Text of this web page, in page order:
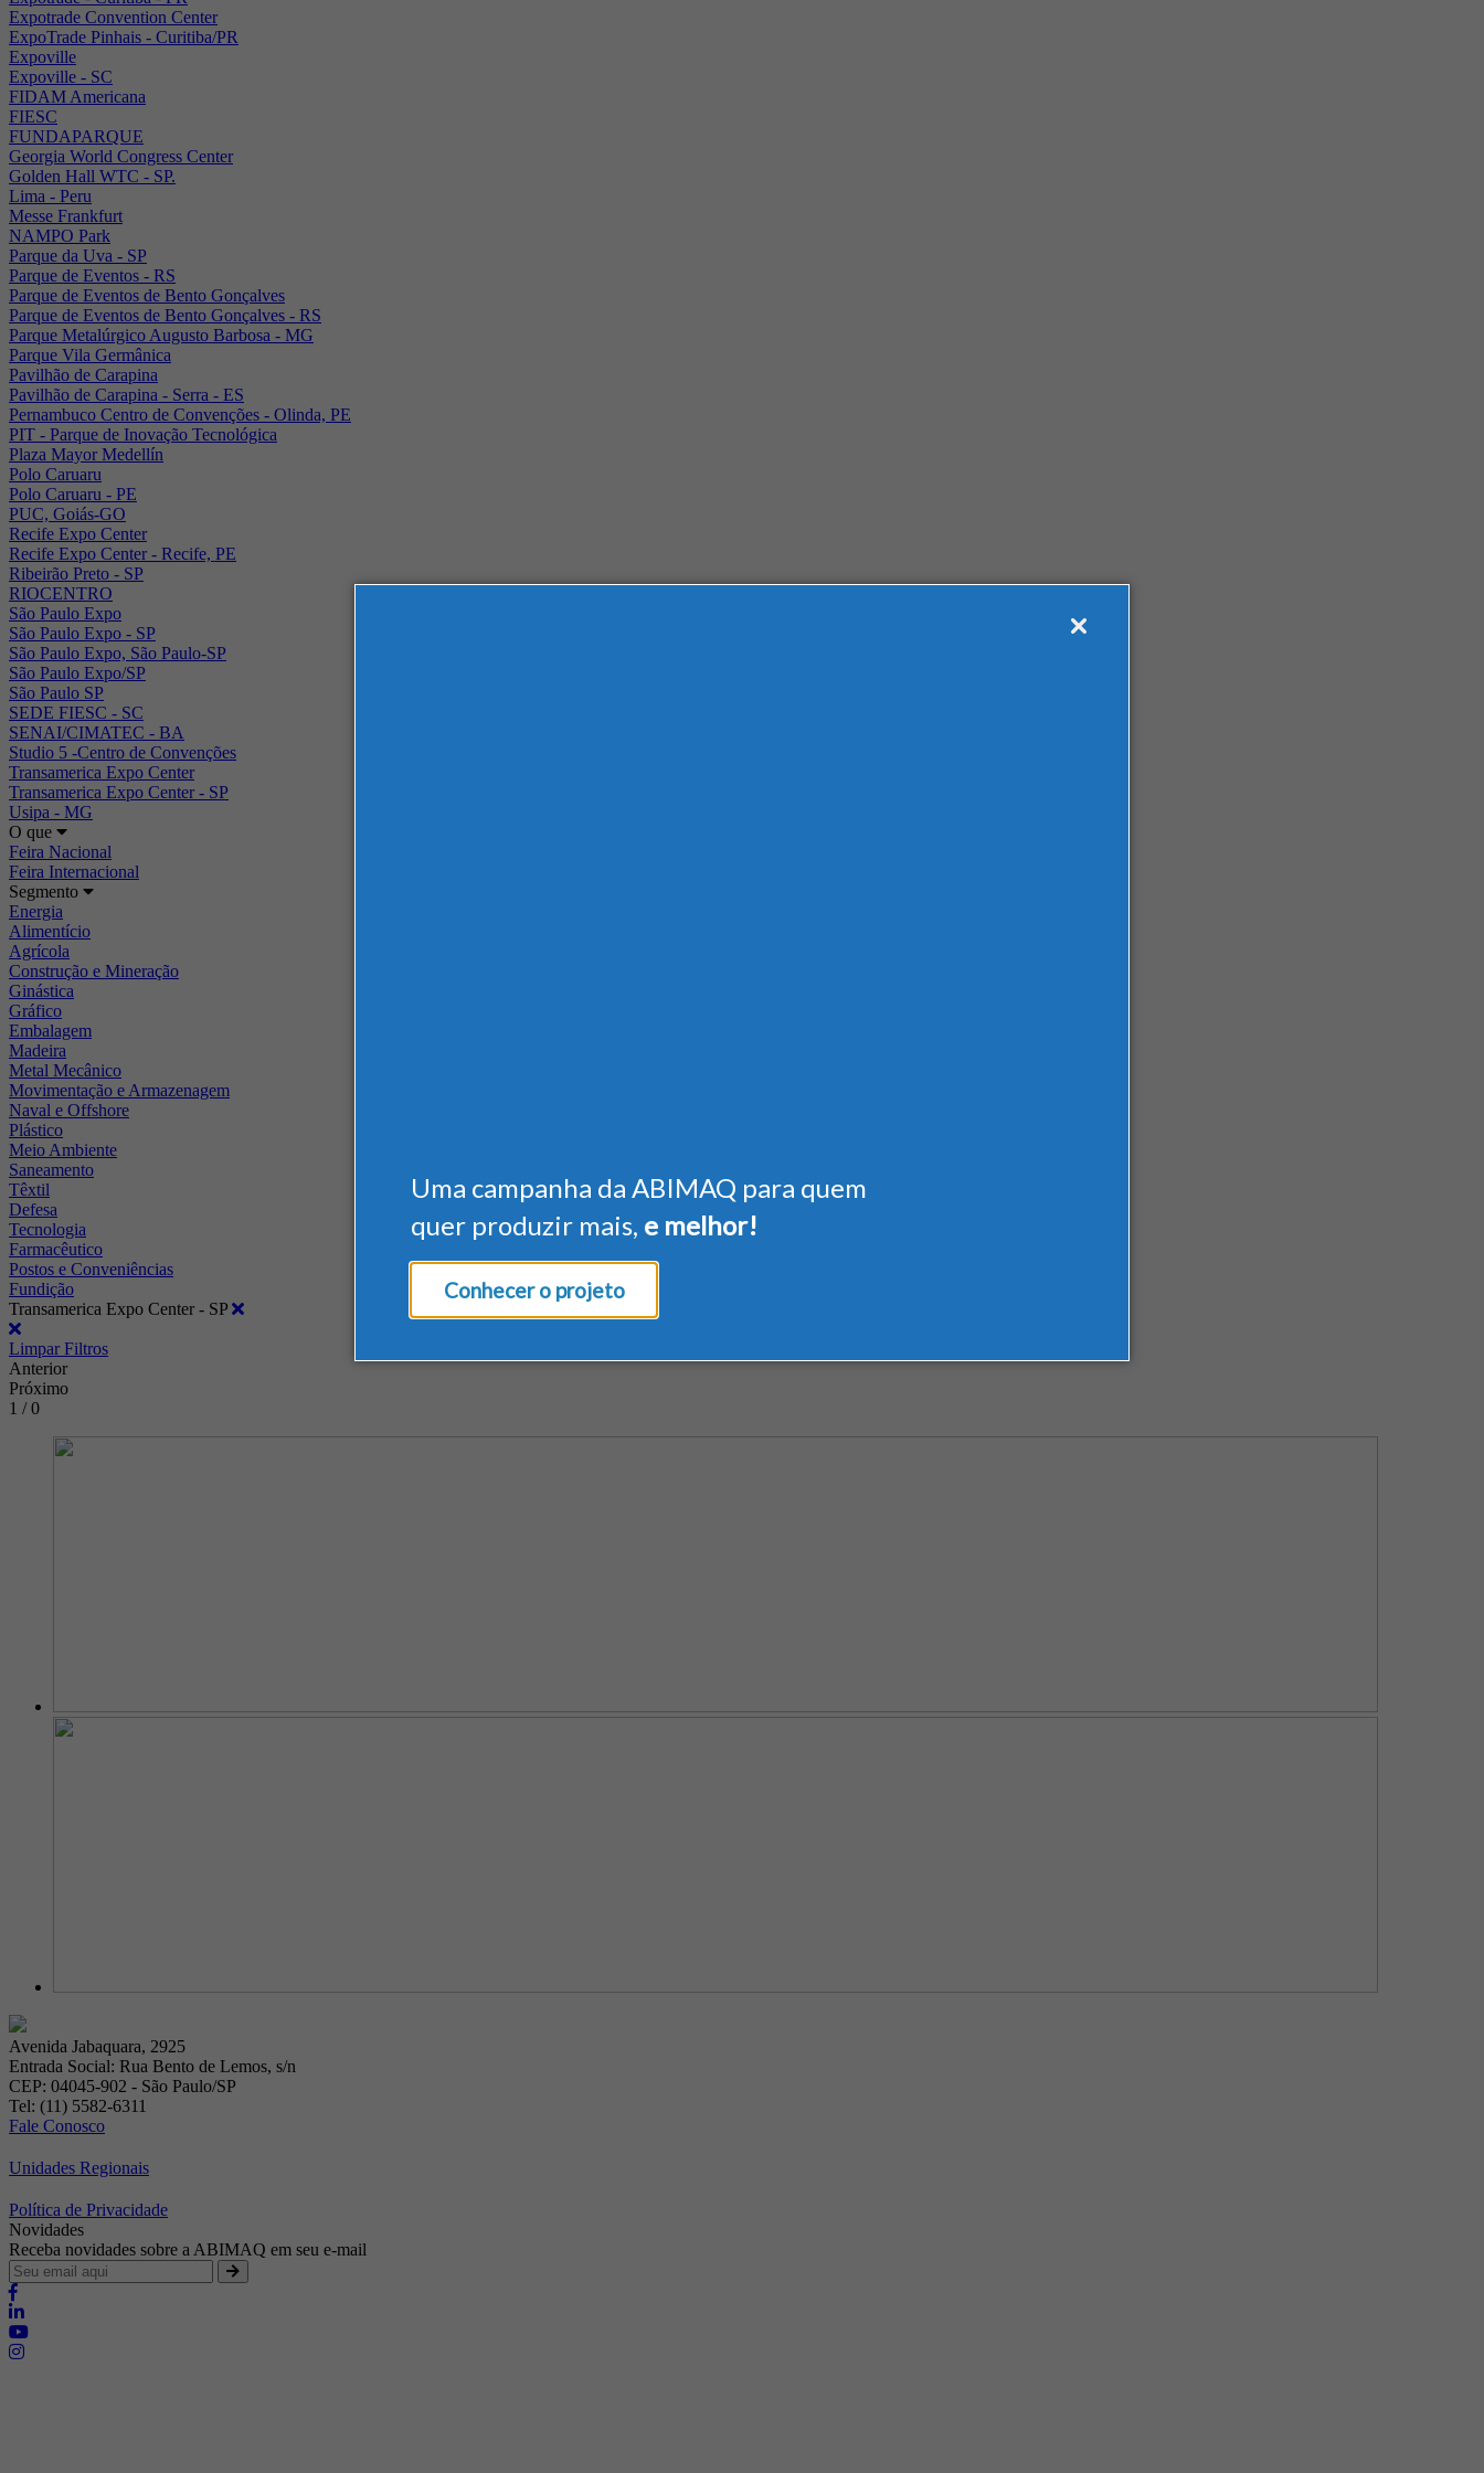
Uma campanha da ABIMAQ para quem
quer produzir mais, e melhor!
Conhecer o projeto
Expotrade Convention Center
ExpoTrade Pinhais - Curitiba/PR
Expoville
Expoville - SC
FIDAM Americana
FIESC
FUNDAPARQUE
Georgia World Congress Center
Golden Hall WTC - SP.
Lima - Peru
Messe Frankfurt
NAMPO Park
Parque da Uva - SP
Parque de Eventos - RS
Parque de Eventos de Bento Gonçalves
Parque de Eventos de Bento Gonçalves - RS
Parque Metalúrgico Augusto Barbosa - MG
Parque Vila Germânica
Pavilhão de Carapina
Pavilhão de Carapina - Serra - ES
Pernambuco Centro de Convenções - Olinda, PE
PIT - Parque de Inovação Tecnológica
Plaza Mayor Medellín
Polo Caruaru
Polo Caruaru - PE
PUC, Goiás-GO
Recife Expo Center
Recife Expo Center - Recife, PE
Ribeirão Preto - SP
RIOCENTRO
São Paulo Expo
São Paulo Expo - SP
São Paulo Expo, São Paulo-SP
São Paulo Expo/SP
São Paulo SP
SEDE FIESC - SC
SENAI/CIMATEC - BA
Studio 5 -Centro de Convenções
Transamerica Expo Center
Transamerica Expo Center - SP
Usipa - MG
O que
Feira Nacional
Feira Internacional
Segmento
Energia
Alimentício
Agrícola
Construção e Mineração
Ginástica
Gráfico
Embalagem
Madeira
Metal Mecânico
Movimentação e Armazenagem
Naval e Offshore
Plástico
Meio Ambiente
Saneamento
Têxtil
Defesa
Tecnologia
Farmacêutico
Postos e Conveniências
Fundição
Transamerica Expo Center - SP
Limpar Filtros
Anterior
Próximo
1 / 0
Avenida Jabaquara, 2925
Entrada Social: Rua Bento de Lemos, s/n
CEP: 04045-902 - São Paulo/SP
Tel: (11) 5582-6311
Fale Conosco
Unidades Regionais
Política de Privacidade
Novidades
Receba novidades sobre a ABIMAQ em seu e-mail